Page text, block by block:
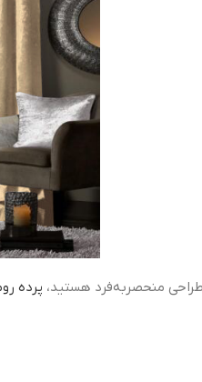
طراحی منحصربه‌فرد هستید، پرده